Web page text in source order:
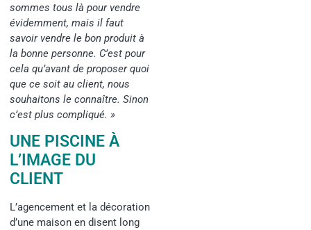
sommes tous là pour vendre
évidemment, mais il faut
savoir vendre le bon produit à
la bonne personne. C’est pour
cela qu’avant de proposer quoi
que ce soit au client, nous
souhaitons le connaître. Sinon
c’est plus compliqué. »
UNE PISCINE À
L’IMAGE DU
CLIENT
L’agencement et la décoration
d’une maison en disent long